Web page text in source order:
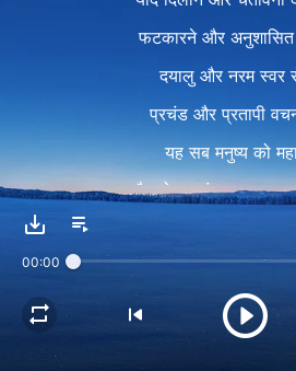
फटकारने और
दयालु और नरम
प्रचंड और प्रतापी
यह सब मनुष्य को
और घोर आतंक का अनुभव
वह हमारे अंदर गहरे छिपे रहस्यों
उसके वचन हमारे हृदयों में
हमारी आत्माओं में डंक
00:00